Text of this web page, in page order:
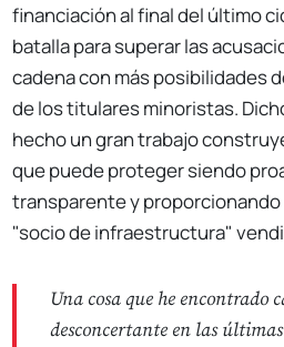
financiación al final del último
batalla para superar las
cadena con más posibilidades
de los titulares minoristas.
hecho un gran trabajo
que puede proteger siendo
transparente y proporcionando
"socio de infraestructura"
Una cosa que he encontrado
desconcertante en las últimas